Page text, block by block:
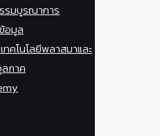
รมบูรณาการ
อมูล
ทคโนโลยีพลาสมาและ
ภาค